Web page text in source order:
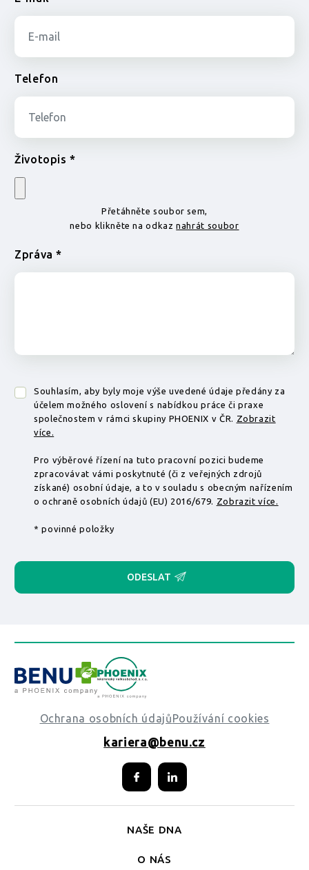
Telefon
Životopis *
Přetáhněte soubor sem,
nebo klikněte na odkaznahrát soubor
Zpráva *
Souhlasím, aby byly moje výše uvedené údaje předány za
účelem možného oslovení s nabídkou práce či praxe
společnostem v rámci skupiny PHOENIX v ČR.
Zobrazit
více.
Pro výběrové řízení na tuto pracovní pozici budeme
zpracovávat vámi poskytnuté (či z veřejných zdrojů
získané) osobní údaje, a to v souladu s obecným nařízením
o ochraně osobních údajů (EU) 2016/679. Zobrazit více.
* povinné položky
ODESLAT
Ochrana osobních údajůPoužívání cookies
kariera@benu.cz
NAŠE DNA
O NÁS